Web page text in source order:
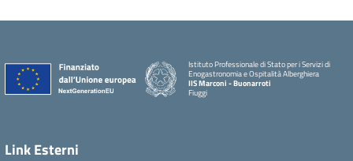
Istituto Professionale di Stato per i Servizi di
Enogastronomia e Ospitalità Alberghiera
IIS Marconi - Buonarroti
Fiuggi
Link Esterni